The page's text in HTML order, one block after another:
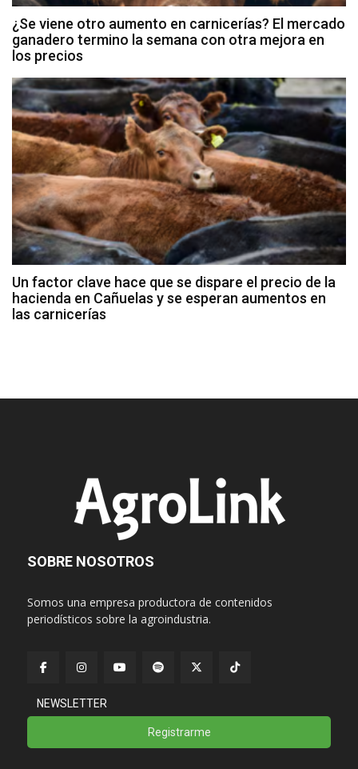
¿Se viene otro aumento en carnicerías? El mercado
ganadero termino la semana con otra mejora en
los precios
Un factor clave hace que se dispare el precio de la
hacienda en Cañuelas y se esperan aumentos en
las carnicerías
SOBRE NOSOTROS
Somos una empresa productora de contenidos
periodísticos sobre la agroindustria.
NEWSLETTER
Registrarme